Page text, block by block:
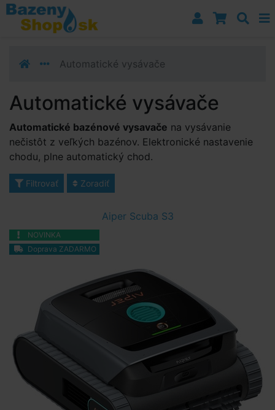
Prejsť k navigácii
Prejsť na obsah
Prejsť k bočnému stĺpci
Automatické vysávače
Automatické vysávače
Automatické bazénové vysavače na vysávanie
nečistôt z veľkých bazénov. Elektronické nastavenie
chodu, plne automatický chod.
Filtrovať Zoradiť
Aiper Scuba S3
NOVINKA
Doprava ZADARMO